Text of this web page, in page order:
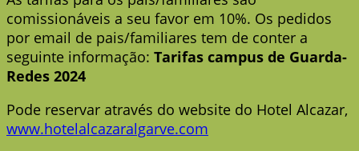
comissionáveis a seu favor em 10%. Os pedidos
por email de pais/familiares tem de conter a
seguinte informação: Tarifas campus de Guarda-
Redes 2024
Pode reservar através do website do Hotel Alcazar,
www.hotelalcazaralgarve.com